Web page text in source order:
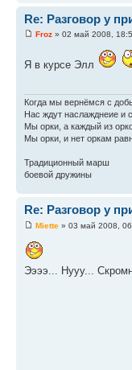
Re: Разговор у
Froz » 02 май 2008,
Я в курсе Элл
Когда мы вернёмся с
Нас ждут наслажднеие и
Мы орки, а каждый из
Мы орки, и нет оркам
Традиционный марш
боевой дружины
Re: Разговор у
Miette » 03 май 2008,
Ээээ... Нууу...